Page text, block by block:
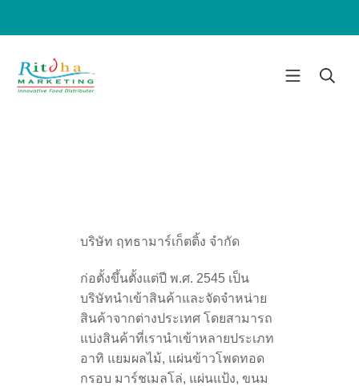
บริษัท ฤทธามาร์เก็ตติ้ง จำกัด
ก่อตั้งขึ้นตั้งแต่ปี พ.ศ. 2545 เป็น
บริษัทนำเข้าสินค้าและจัดจำหน่าย
สินค้าจากต่างประเทศ โดยสามารถ
แบ่งสินค้าที่เรานำเข้าหลายประเภท
อาทิ แยมผลไม้, แผ่นข้าวโพดทอด
กรอบ มาร์ชเมลโล่, แผ่นแป้ง, ขนม